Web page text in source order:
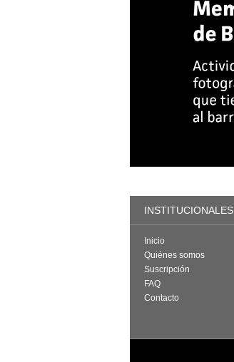
INSTITUCIONALES
Inicio
Quiénes somos
Suscripción
FAQ
Contacto